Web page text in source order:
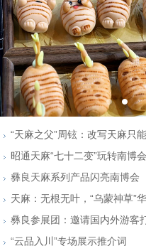
“天麻之父”周铉：改写天麻只
昭通天麻“七十二变”玩转南博会
彝良天麻系列产品闪亮南博会
天麻：无根无叶，“乌蒙神草”
彝良参展团：邀请国内外游客
“云品入川”专场展示推介词